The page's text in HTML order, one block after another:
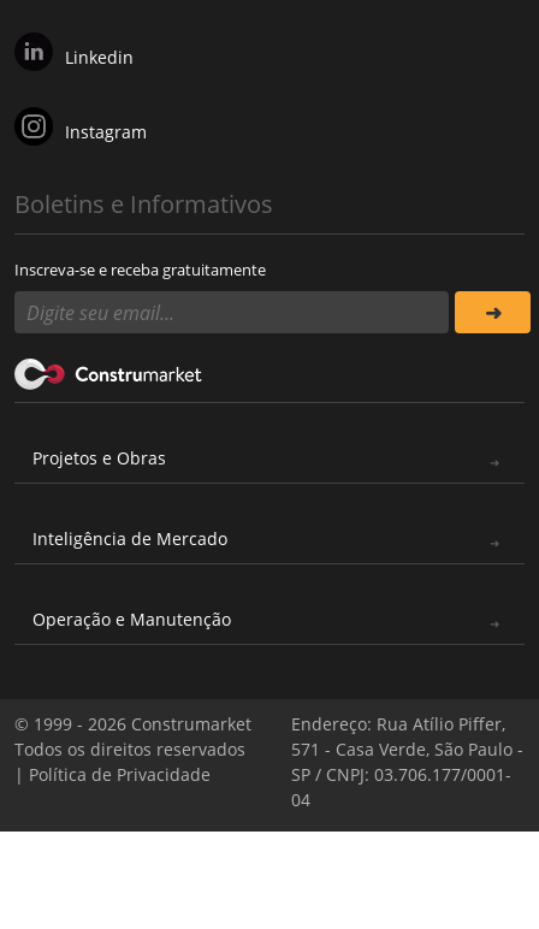
Linkedin
Instagram
Boletins e Informativos
Inscreva-se e receba gratuitamente
Projetos e Obras
Inteligência de Mercado
Operação e Manutenção
© 1999 - 2026 Construmarket
Todos os direitos reservados
| Política de Privacidade
Endereço: Rua Atílio Piffer,
571 - Casa Verde, São Paulo -
SP / CNPJ: 03.706.177/0001-
04